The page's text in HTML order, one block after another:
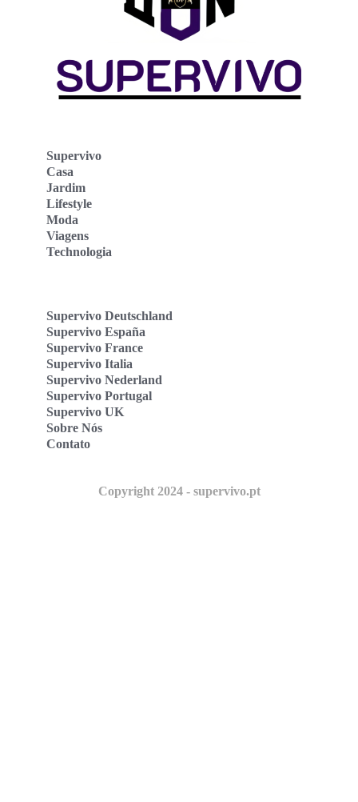
Supervivo
Casa
Jardim
Lifestyle
Moda
Viagens
Technologia
Supervivo Deutschland
Supervivo España
Supervivo France
Supervivo Italia
Supervivo Nederland
Supervivo Portugal
Supervivo UK
Sobre Nós
Contato
Copyright 2024 - supervivo.pt